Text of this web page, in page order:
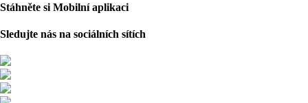
Stáhněte si Mobilní aplikaci
Sledujte nás na sociálních sítích